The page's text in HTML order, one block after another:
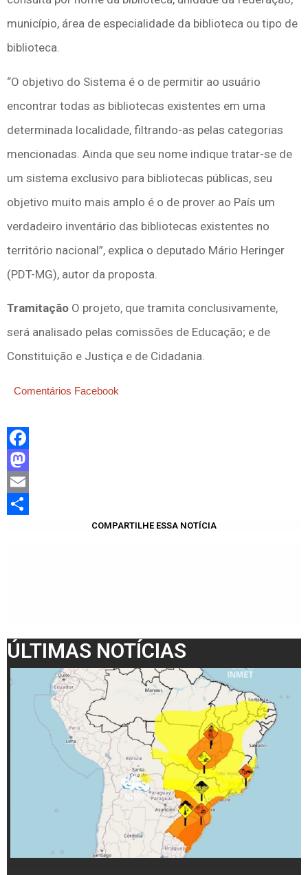
município, área de especialidade da biblioteca ou tipo de
biblioteca.
“O objetivo do Sistema é o de permitir ao usuário
encontrar todas as bibliotecas existentes em uma
determinada localidade, filtrando-as pelas categorias
mencionadas. Ainda que seu nome indique tratar-se de
um sistema exclusivo para bibliotecas públicas, seu
objetivo muito mais amplo é o de prover ao País um
verdadeiro inventário das bibliotecas existentes no
território nacional”, explica o deputado Mário Heringer
(PDT-MG), autor da proposta.
Tramitação O projeto, que tramita conclusivamente,
será analisado pelas comissões de Educação; e de
Constituição e Justiça e de Cidadania.
Comentários Facebook
Facebook
Mastodon
Email
COMPARTILHE ESSA NOTÍCIA
ÚLTIMAS NOTÍCIAS